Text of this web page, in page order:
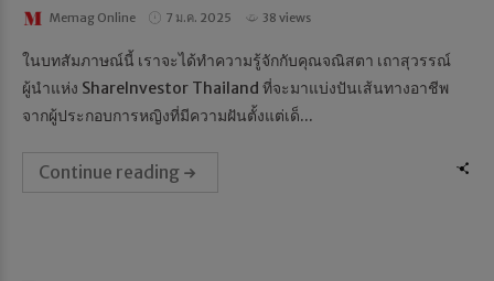
Memag Online 7 ม.ค. 2025 38 views
ในบทสัมภาษณ์นี้ เราจะได้ทำความรู้จักกับคุณจณิสตา เถาสุวรรณ์
ผู้นำแห่ง ShareInvestor Thailand ที่จะมาแบ่งปันเส้นทางอาชีพ
จากผู้ประกอบการหญิงที่มีความฝันตั้งแต่เด็...
Continue reading